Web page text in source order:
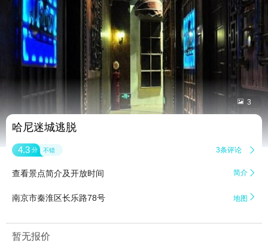
 3
哈尼迷城逃脱
4.3 分 不错 3条评论 
查看景点简介及开放时间 简介 
南京市秦淮区长乐路78号 地图 
暂无报价